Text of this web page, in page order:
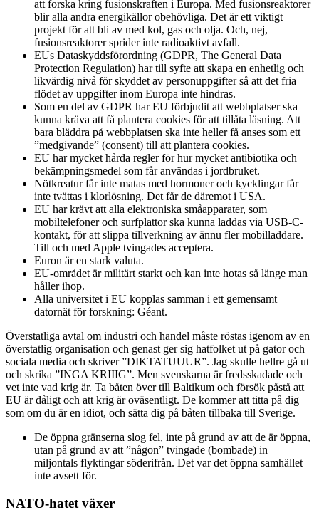
att forska kring fusionskraften i Europa. Med fusionsreaktorer
blir alla andra energikällor obehövliga. Det är ett viktigt
projekt för att bli av med kol, gas och olja. Och, nej,
fusionsreaktorer sprider inte radioaktivt avfall.
EUs Dataskyddsförordning (GDPR, The General Data
Protection Regulation) har till syfte att skapa en enhetlig och
likvärdig nivå för skyddet av personuppgifter så att det fria
flödet av uppgifter inom Europa inte hindras.
Som en del av GDPR har EU förbjudit att webbplatser ska
kunna kräva att få plantera cookies för att tillåta läsning. Att
bara bläddra på webbplatsen ska inte heller få anses som ett
”medgivande” (consent) till att plantera cookies.
EU har mycket hårda regler för hur mycket antibiotika och
bekämpningsmedel som får användas i jordbruket.
Nötkreatur får inte matas med hormoner och kycklingar får
inte tvättas i klorlösning. Det får de däremot i USA.
EU har krävt att alla elektroniska småapparater, som
mobiltelefoner och surfplattor ska kunna laddas via USB-C-
kontakt, för att slippa tillverkning av ännu fler mobilladdare.
Till och med Apple tvingades acceptera.
Euron är en stark valuta.
EU-området är militärt starkt och kan inte hotas så länge man
håller ihop.
Alla universitet i EU kopplas samman i ett gemensamt
datornät för forskning: Géant.
Överstatliga avtal om industri och handel måste röstas igenom av en
överstatlig organisation och genast ger sig hatfolket ut på gator och
sociala media och skriver ”DIKTATUUUR”. Jag skulle hellre gå ut
och skrika ”INGA KRIIIG”. Men svenskarna är fredsskadade och
vet inte vad krig är. Ta båten över till Baltikum och försök påstå att
EU är dåligt och att krig är oväsentligt. De kommer att titta på dig
som om du är en idiot, och sätta dig på båten tillbaka till Sverige.
De öppna gränserna slog fel, inte på grund av att de är öppna,
utan på grund av att ”någon” tvingade (bombade) in
miljontals flyktingar söderifrån. Det var det öppna samhället
inte avsett för.
NATO-hatet växer